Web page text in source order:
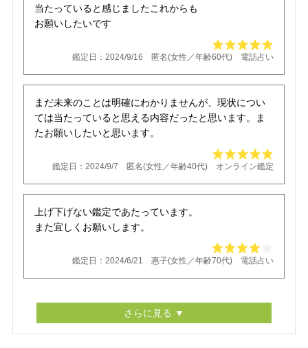
当たっていると感じましたこれからも
お願いしたいです
鑑定日：2024/9/16 匿名(女性／年齢60代) 電話占い
まだ未来のことは明確にわかりませんが、現状につい
ては当たっていると思える内容だったと思います。ま
たお願いしたいと思います。
鑑定日：2024/9/7 匿名(女性／年齢40代) オンライン鑑定
上げ下げない鑑定であたっています。
また宜しくお願いします。
鑑定日：2024/6/21 惠子(女性／年齢70代) 電話占い
さらに見る ▼